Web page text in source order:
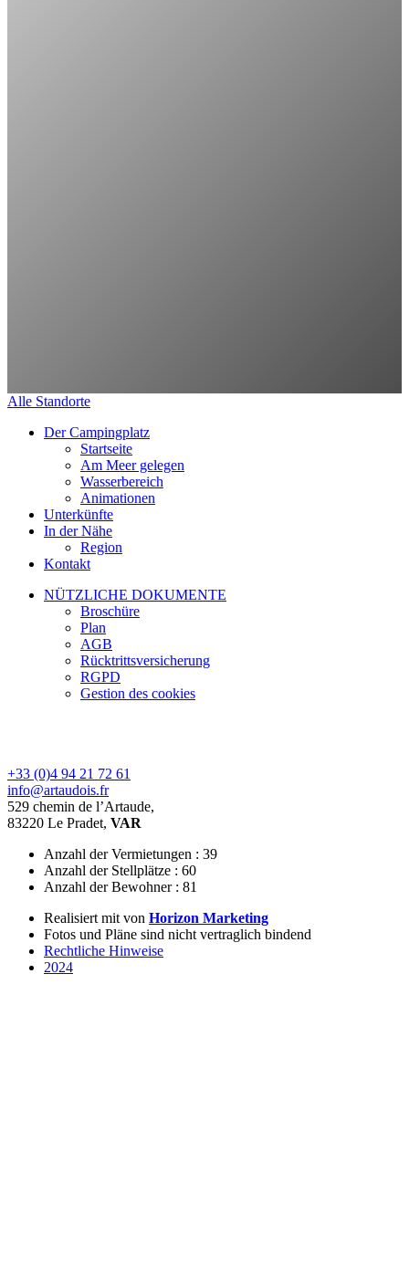
Alle Standorte
Der Campingplatz
Startseite
Am Meer gelegen
Wasserbereich
Animationen
Unterkünfte
In der Nähe
Region
Kontakt
NÜTZLICHE DOKUMENTE
Broschüre
Plan
AGB
Rücktrittsversicherung
RGPD
Gestion des cookies
+33 (0)4 94 21 72 61
info@artaudois.fr
529 chemin de l’Artaude,
83220 Le Pradet, VAR
Anzahl der Vermietungen : 39
Anzahl der Stellplätze : 60
Anzahl der Bewohner : 81
Realisiert mit von Horizon Marketing
Fotos und Pläne sind nicht vertraglich bindend
Rechtliche Hinweise
2024